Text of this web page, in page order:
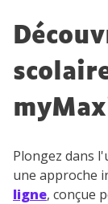
Plongez dans
une approche
ligne, conçue